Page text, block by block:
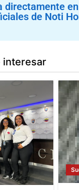
directamente
de Noti
interesar